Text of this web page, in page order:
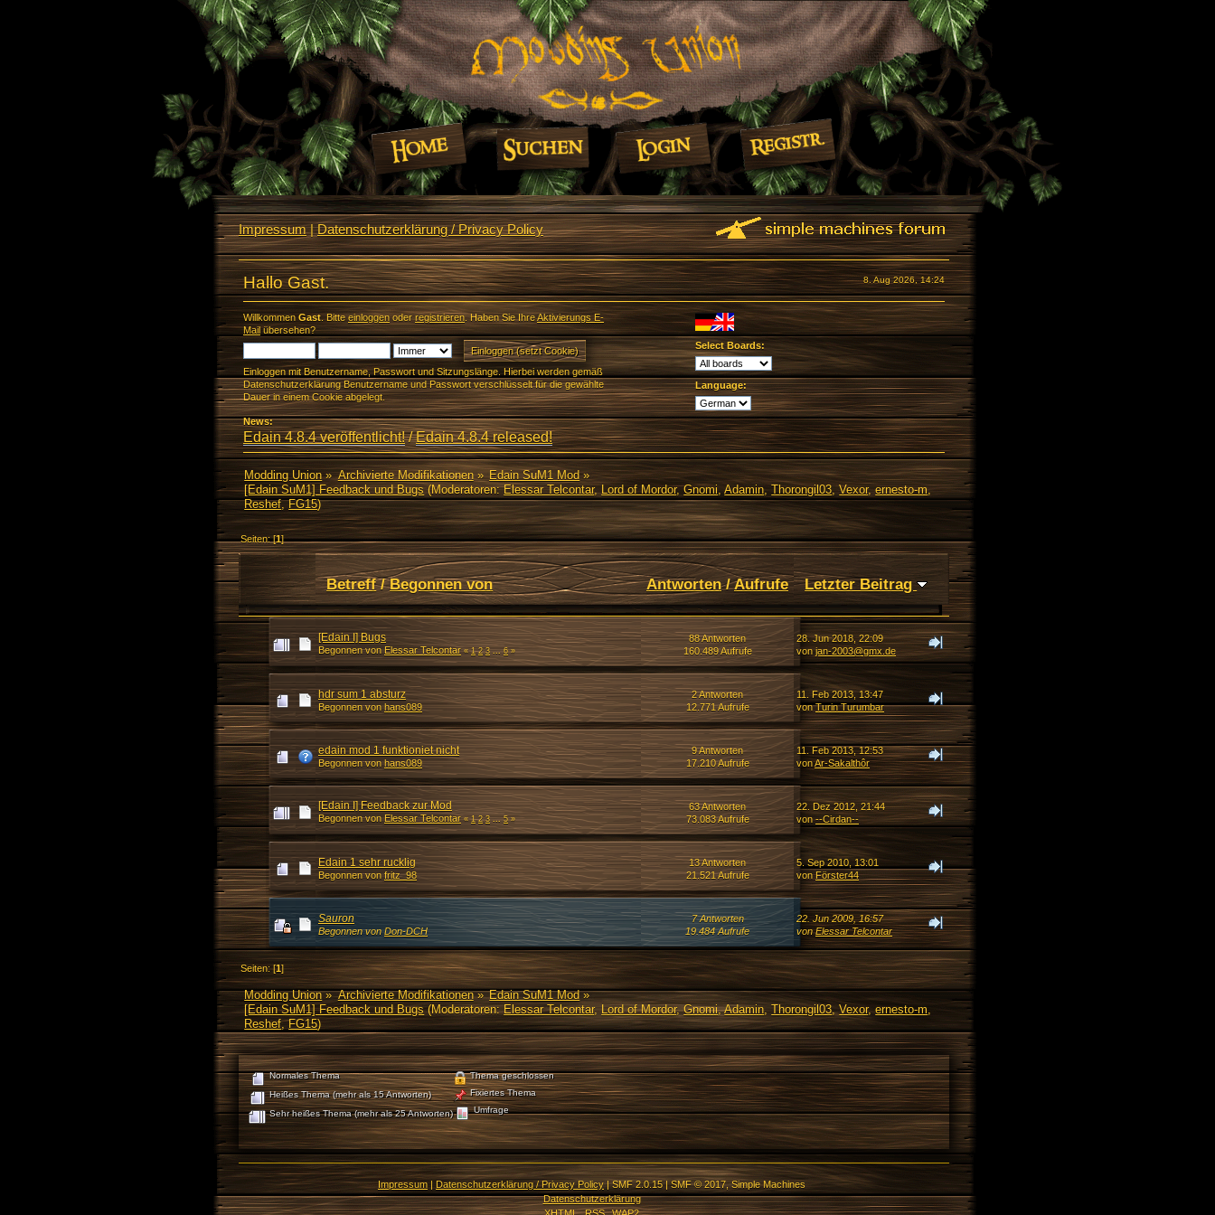
Impressum|Datenschutzerklärung / Privacy Policy
8. Aug 2026, 14:24
Hallo Gast.
Willkommen Gast. Bitte einloggenoderregistrieren. Haben Sie IhreAktivierungs E-
Mailübersehen?
Einloggen mit Benutzername, Passwort und Sitzungslänge. Hierbei werden gemäß
Datenschutzerklärung Benutzername und Passwort verschlüsselt für die gewählte
Dauer in einem Cookie abgelegt.
Select Boards:
Language:
News:
Edain 4.8.4 veröffentlicht!/Edain 4.8.4 released!
Modding Union» Archivierte Modifikationen» Edain SuM1 Mod»
[Edain SuM1] Feedback und Bugs (Moderatoren:Elessar Telcontar,Lord of Mordor,Gnomi,Adamin,Thorongil03,Vexor,ernesto-m,
Reshef,FG15)
Seiten: [1]
Betreff/Begonnen von Antworten/Aufrufe Letzter Beitrag
[Edain I] Bugs
Begonnen von Elessar Telcontar «1 2 3 ...6»
88 Antworten
160.489 Aufrufe
28. Jun 2018, 22:09
vonjan-2003@gmx.de
hdr sum 1 absturz
Begonnen von hans089
2 Antworten
12.771 Aufrufe
11. Feb 2013, 13:47
vonTurin Turumbar
edain mod 1 funktioniet nicht
Begonnen von hans089
9 Antworten
17.210 Aufrufe
11. Feb 2013, 12:53
vonAr-Sakalthôr
[Edain I] Feedback zur Mod
Begonnen von Elessar Telcontar «1 2 3 ...5»
63 Antworten
73.083 Aufrufe
22. Dez 2012, 21:44
von--Cirdan--
Edain 1 sehr rucklig
Begonnen von fritz_98
13 Antworten
21.521 Aufrufe
5. Sep 2010, 13:01
vonFörster44
Sauron
Begonnen von Don-DCH
7 Antworten
19.484 Aufrufe
22. Jun 2009, 16:57
vonElessar Telcontar
Seiten: [1]
Modding Union» Archivierte Modifikationen» Edain SuM1 Mod»
[Edain SuM1] Feedback und Bugs(Moderatoren: Elessar Telcontar, Lord of Mordor,Gnomi,Adamin,Thorongil03,Vexor,ernesto-m,
Reshef,FG15)
Normales Thema
Heißes Thema (mehr als 15 Antworten)
Sehr heißes Thema (mehr als 25 Antworten)
Thema geschlossen
Fixiertes Thema
Umfrage
Impressum | Datenschutzerklärung / Privacy Policy|SMF 2.0.15|SMF © 2017,Simple Machines
Datenschutzerklärung